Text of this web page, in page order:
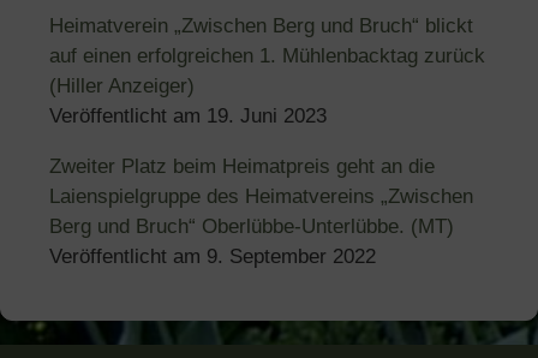
Heimatverein „Zwischen Berg und Bruch“ blickt
auf einen erfolgreichen 1. Mühlenbacktag zurück
(Hiller Anzeiger)
Veröffentlicht am 19. Juni 2023
Zweiter Platz beim Heimatpreis geht an die
Laienspielgruppe des Heimatvereins „Zwischen
Berg und Bruch“ Oberlübbe-Unterlübbe. (MT)
Veröffentlicht am 9. September 2022